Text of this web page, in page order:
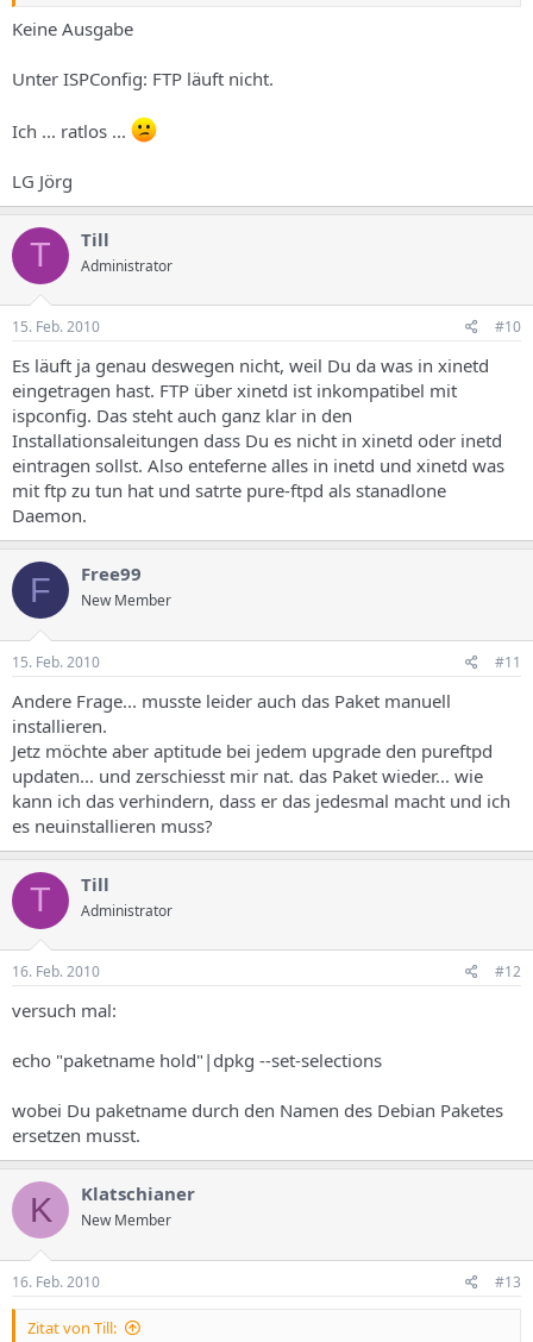
Keine Ausgabe
Unter ISPConfig: FTP läuft nicht.
Ich ... ratlos ...
LG Jörg
T Till
Administrator
15. Feb. 2010 #10
Es läuft ja genau deswegen nicht, weil Du da was in xinetd
eingetragen hast. FTP über xinetd ist inkompatibel mit
ispconfig. Das steht auch ganz klar in den
Installationsaleitungen dass Du es nicht in xinetd oder inetd
eintragen sollst. Also enteferne alles in inetd und xinetd was
mit ftp zu tun hat und satrte pure-ftpd als stanadlone
Daemon.
F Free99
New Member
15. Feb. 2010 #11
Andere Frage... musste leider auch das Paket manuell
installieren.
Jetz möchte aber aptitude bei jedem upgrade den pureftpd
updaten... und zerschiesst mir nat. das Paket wieder... wie
kann ich das verhindern, dass er das jedesmal macht und ich
es neuinstallieren muss?
T Till
Administrator
16. Feb. 2010 #12
versuch mal:
echo "paketname hold"|dpkg --set-selections
wobei Du paketname durch den Namen des Debian Paketes
ersetzen musst.
K Klatschianer
New Member
16. Feb. 2010 #13
Zitat von Till: